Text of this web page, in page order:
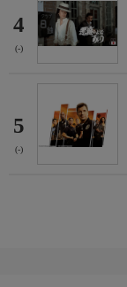
4
(-)
5
(-)